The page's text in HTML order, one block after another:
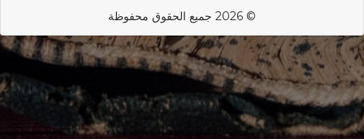
© 2026 جميع الحقوق محفوظة